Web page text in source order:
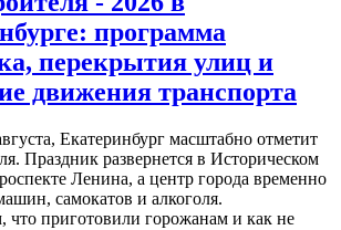
программа
перекрытия улиц и
движения транспорта
Екатеринбург масштабно отметит
Праздник развернется в Историческом
Ленина, а центр города временно
самокатов и алкоголя.
что приготовили горожанам и как не